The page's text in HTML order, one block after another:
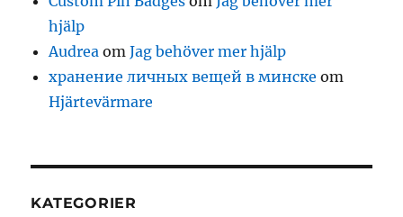
hjälp
Audrea omJag behöver mer hjälp
хранение личных вещей в минске om
Hjärtevärmare
KATEGORIER